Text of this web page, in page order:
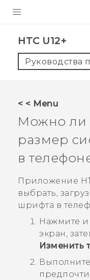
5G
VIVERSE
ПОДДЕРЖКА
HTC U12+‎
Руководства
< < Menu
Можно ли
размер
в
Приложение
выбрать,
шрифта в
Нажмите и
экран,
Изменить